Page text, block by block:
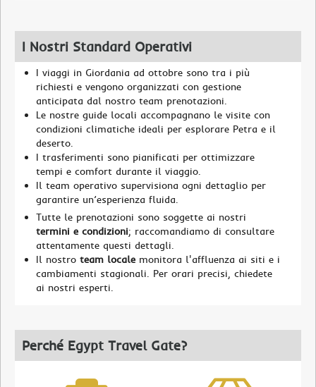
I Nostri Standard Operativi
I viaggi in Giordania ad ottobre sono tra i più
richiesti e vengono organizzati con gestione
anticipata dal nostro team prenotazioni.
Le nostre guide locali accompagnano le visite con
condizioni climatiche ideali per esplorare Petra e il
deserto.
I trasferimenti sono pianificati per ottimizzare
tempi e comfort durante il viaggio.
Il team operativo supervisiona ogni dettaglio per
garantire un’esperienza fluida.
Tutte le prenotazioni sono soggette ai nostri
termini e condizioni; raccomandiamo di consultare
attentamente questi dettagli.
Il nostro team localemonitora l'affluenza ai siti e i
cambiamenti stagionali. Per orari precisi, chiedete
ai nostri esperti.
Perché Egypt Travel Gate?